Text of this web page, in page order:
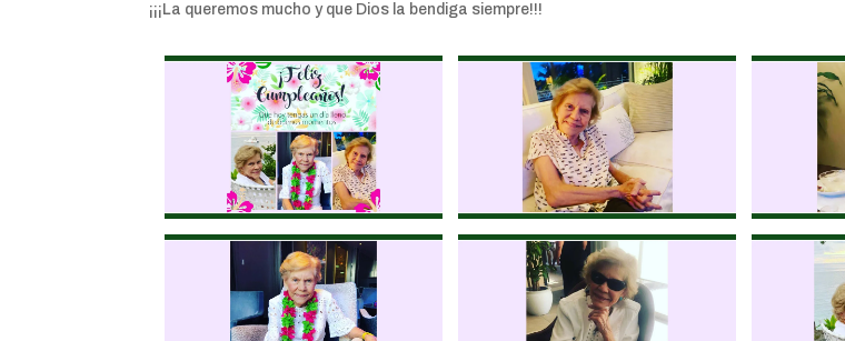
¡¡¡La queremos mucho y que Dios la bendiga siempre!!!